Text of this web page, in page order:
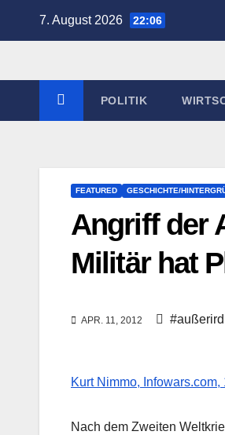
7. August 2026 22:06
POLITIK
FEATURED GESCHICHTE/
Angriff der
Militär hat
APR. 11, 2012
Kurt Nimmo, Infowars.com,
Nach dem Zweiten